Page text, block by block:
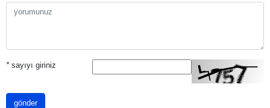
*sayıyı giriniz
gönder